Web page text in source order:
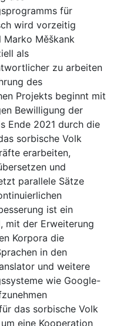
für
wird vorzeitig
Marko Měškank
als
zu arbeiten
des
Projekts beginnt mit
Bewilligung der
Ende 2021 durch die
sorbische Volk
erarbeiten,
und
parallele Sätze
ist ein
mit der Erweiterung
Korpora die
in den
und weitere
wie Google-
das sorbische Volk
eine Kooperation